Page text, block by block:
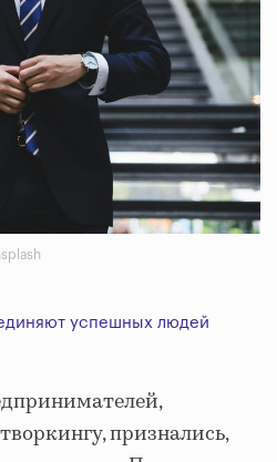
успешных людей
признались,